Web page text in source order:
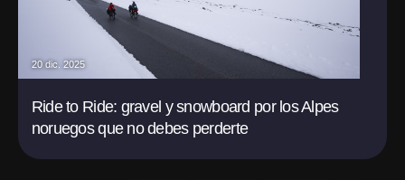
20 dic. 2025
Ride to Ride: gravel y snowboard por los Alpes
noruegos que no debes perderte